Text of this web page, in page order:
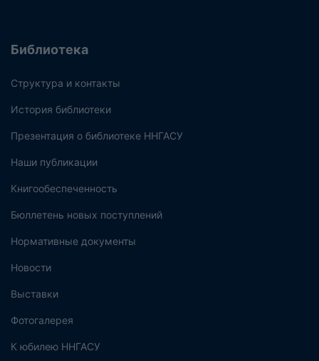
Библиотека
Структура и контакты
История библиотеки
Презентация о библиотеке ННГАСУ
Наши публикации
Книгообеспеченность
Бюллетень новых поступлений
Нормативные документы
Новости
Выставки
Фотогалерея
К юбилею ННГАСУ